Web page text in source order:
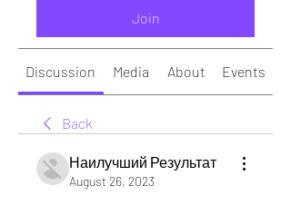
Join
Discussion Media About Events
Back
Наилучший Результат
August 26, 2023